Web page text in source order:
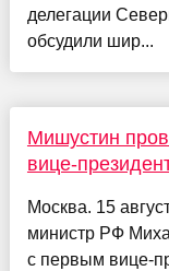
делегации
обсудили шир...
Мишустин
вице-
Москва. 15
министр РФ
с первым вице-